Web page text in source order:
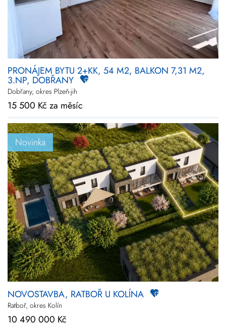
PRONÁJEM BYTU 2+KK, 54 M2, BALKON 7,31 M2,
3.NP, DOBŘANY
Dobřany, okres Plzeň-jih
15 500 Kč za měsíc
Novinka
NOVOSTAVBA, RATBOŘ U KOLÍNA
Ratboř, okres Kolín
10 490 000 Kč